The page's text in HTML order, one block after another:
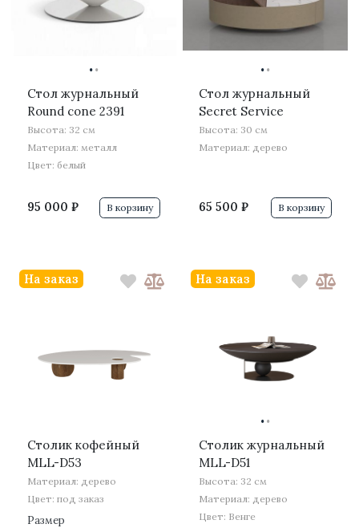
··
Стол журнальный
Round cone 2391
Высота: 32 см
Материал: металл
Цвет: белый
95 000 ₽ В корзину
··
Стол журнальный
Secret Service
Высота: 30 см
Материал: дерево
65 500 ₽ В корзину
Столик кофейный
MLL-D53
Материал: дерево
Цвет: под заказ
Размер
На заказ
··
Столик журнальный
MLL-D51
Высота: 32 см
Материал: дерево
Цвет: Венге
На заказ